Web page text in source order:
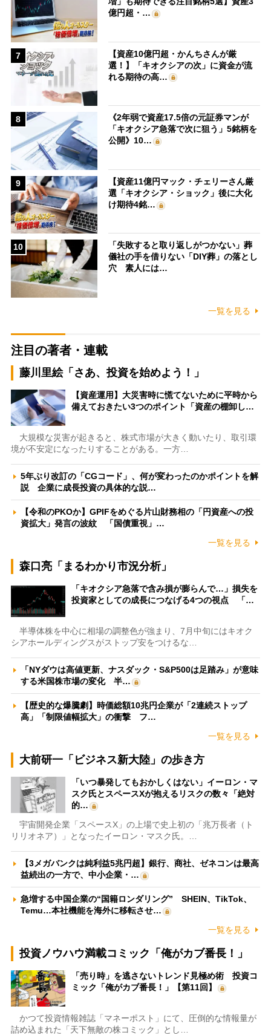
億円超・…
7
【資産10億円超・かんちさんが厳
選！】「キオクシアの次」に資金が流
れる期待の高…
8
《2年弱で資産17.5倍の元証券マンが
「キオクシア急落で次に狙う」5銘柄を
公開》10…
9
【資産11億円マック・チェリーさん厳
選「キオクシア・ショック」後に大化
け期待4銘…
10
「失敗すると取り返しがつかない」葬
儀社の手を借りない「DIY葬」の落とし
穴 素人には…
一覧を見る
注目の著者・連載
藤川里絵「さあ、投資を始めよう！」
【資産運用】大災害時に慌てないために平時から
備えておきたい3つのポイント「資産の棚卸し…
大規模な災害が起きると、株式市場が大きく動いたり、取引環
境が不安定になったりすることがある。一方…
5年ぶり改訂の「CGコード」、何が変わったのかポイントを解
説 企業に成長投資の具体的な説…
【令和のPKOか】GPIFをめぐる片山財務相の「円資産への投
資拡大」発言の波紋 「国債重視」…
一覧を見る
森口亮「まるわかり市況分析」
「キオクシア急落で含み損が膨らんで…」損失を
投資家としての成長につなげる4つの視点 「…
半導体株を中心に相場の調整色が強まり、7月中旬にはキオク
シアホールディングスがストップ安をつけるな…
「NYダウは高値更新、ナスダック・S&P500は足踏み」が意味
する米国株市場の変化 半…
【歴史的な爆騰劇】時価総額10兆円企業が「2連続ストップ
高」「制限値幅拡大」の衝撃 フ…
一覧を見る
大前研一「ビジネス新大陸」の歩き方
「いつ暴発してもおかしくはない」イーロン・マ
スク氏とスペースXが抱えるリスクの数々「絶対
的…
宇宙開発企業「スペースX」の上場で史上初の「兆万長者（ト
リリオネア）」となったイーロン・マスク氏。…
【3メガバンクは純利益5兆円超】銀行、商社、ゼネコンは最高
益続出の一方で、中小企業・…
急増する中国企業の“国籍ロンダリング” SHEIN、TikTok、
Temu…本社機能を海外に移転させ…
一覧を見る
投資ノウハウ満載コミック「俺がカブ番長！」
「売り時」を逃さないトレンド見極め術 投資コ
ミック「俺がカブ番長！」【第11回】
かつて投資情報雑誌「マネーポスト」にて、圧倒的な情報量が
詰め込まれた「天下無敵の株コミック」とし…